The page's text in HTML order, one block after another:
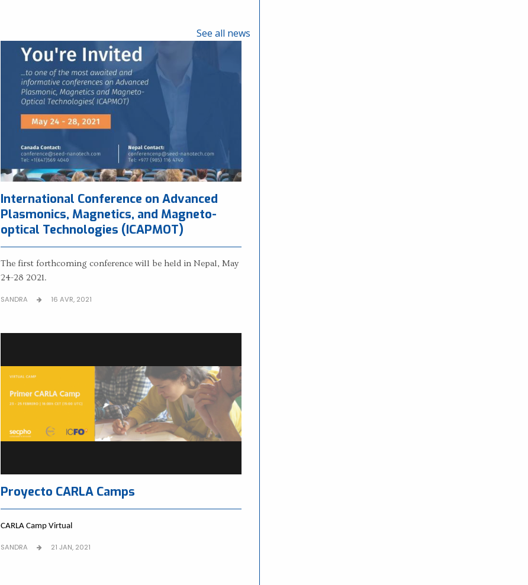
International Conference on Advanced
Plasmonics, Magnetics, and Magneto-
optical Technologies (ICAPMOT)
The first forthcoming conference will be held in Nepal, May
24-28 2021.
SANDRA 16 AVR, 2021
Proyecto CARLA Camps
CARLA Camp Virtual
SANDRA 21 JAN, 2021
See all news